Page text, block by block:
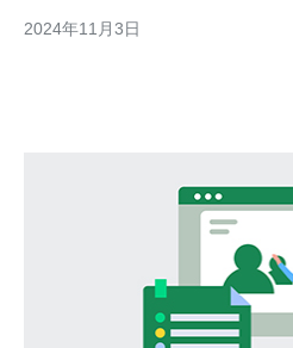
在机房设置严格的出入口监控系统
2024年11月3日